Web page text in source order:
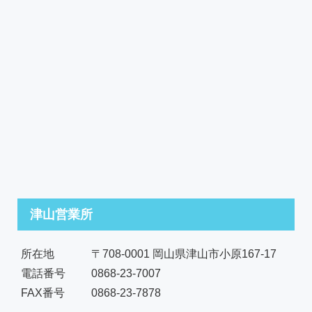
津山営業所
所在地
〒708-0001 岡山県津山市小原167-17
電話番号
0868-23-7007
FAX番号
0868-23-7878